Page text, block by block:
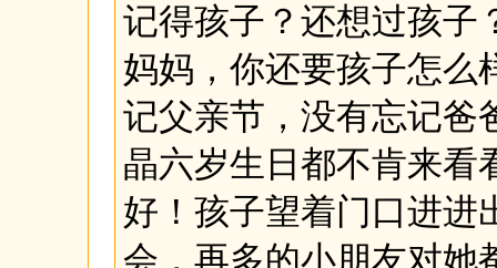
记得孩子？还想过孩子
妈妈，你还要孩子怎么
记父亲节，没有忘记爸
晶六岁生日都不肯来看
好！孩子望着门口进进
会，再多的小朋友对她